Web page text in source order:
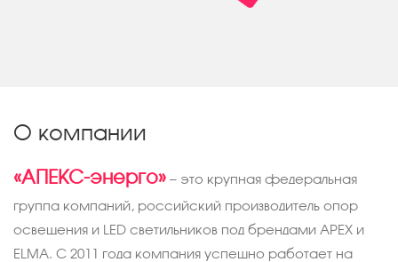
О компании
«АПЕКС-энерго» — это крупная федеральная
группа компаний, российский производитель опор
освещения и LED светильников под брендами APEX и
ELMA. С 2011 года компания успешно работает на